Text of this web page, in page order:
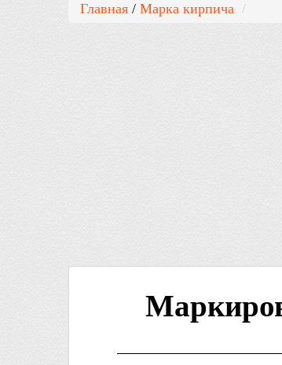
Главная / Марка кирпича /